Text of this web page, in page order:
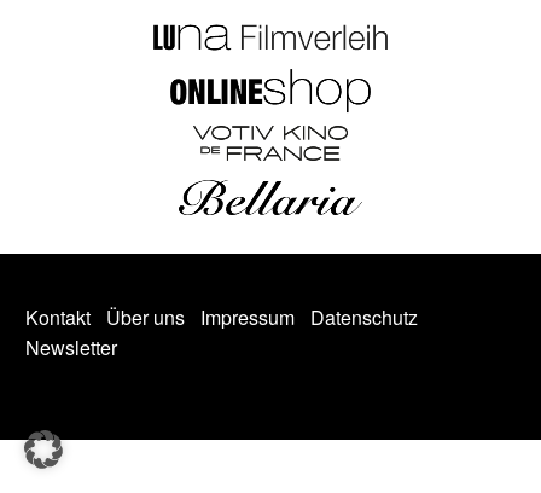
Kontakt Über uns Impressum
Datenschutz
Newsletter